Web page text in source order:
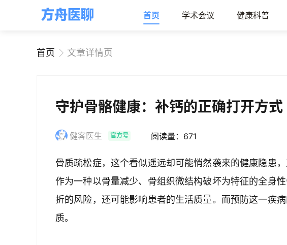
首页 学术会议 健康科普
首页 文章详情页
守护骨骼健康：补钙的正确打开方式
健客医生 官方号 阅读量：671
骨质疏松症，这个看似遥远却可能悄然袭来的健康隐患
作为一种以骨量减少、骨组织微结构破坏为特征的全身
折的风险，还可能影响患者的生活质量。而预防这一疾
质。